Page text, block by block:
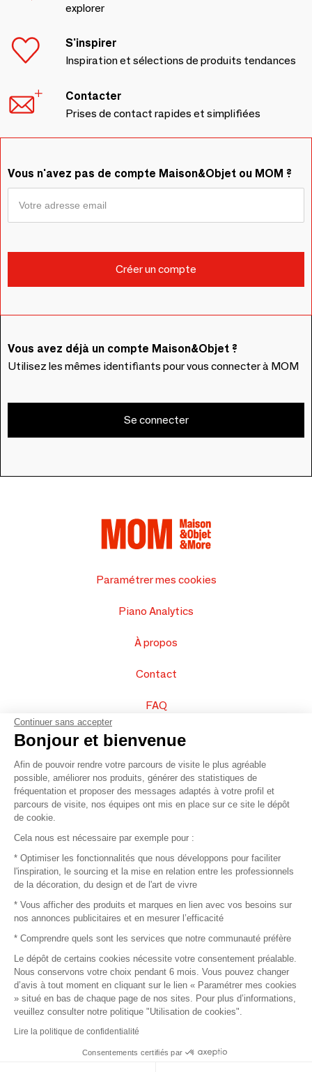
explorer
S'inspirer
Inspiration et sélections de produits tendances
Contacter
Prises de contact rapides et simplifiées
Vous n'avez pas de compte Maison&Objet ou MOM ?
Vous avez déjà un compte Maison&Objet ?
Utilisez les mêmes identifiants pour vous connecter à MOM
Se connecter
Paramétrer mes cookies
Piano Analytics
À propos
Contact
FAQ
Vendez vos produits
Plan du site
© 2016 –Organisation SAFI
Recrutement
Mentions légales
Conditions commerciales
Piano Analytics
Continuer sans accepter
Bonjour et bienvenue
Afin de pouvoir rendre votre parcours de visite le plus agréable
possible, améliorer nos produits, générer des statistiques de
fréquentation et proposer des messages adaptés à votre profil et
parcours de visite, nos équipes ont mis en place sur ce site le dépôt
de cookie.
Cela nous est nécessaire par exemple pour :
* Optimiser les fonctionnalités que nous développons pour faciliter
l'inspiration, le sourcing et la mise en relation entre les professionnels
de la décoration, du design et de l'art de vivre
* Vous afficher des produits et marques en lien avec vos besoins sur
nos annonces publicitaires et en mesurer l’efficacité
* Comprendre quels sont les services que notre communauté préfère
Le dépôt de certains cookies nécessite votre consentement préalable.
Nous conservons votre choix pendant 6 mois. Vous pouvez changer
d’avis à tout moment en cliquant sur le lien « Paramétrer mes cookies
» situé en bas de chaque page de nos sites. Pour plus d’informations,
veuillez consulter notre politique "Utilisation de cookies".
Lire la politique de confidentialité
Consentements certifiés par